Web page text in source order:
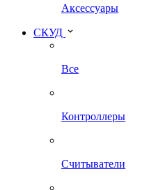
Аксессуары
СКУД
Все
Контроллеры
Считыватели